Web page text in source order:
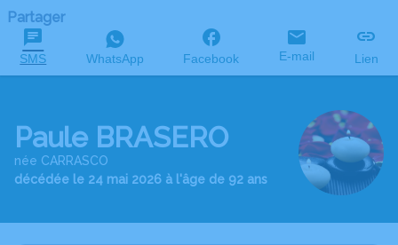
Partager
SMS WhatsApp Facebook E-mail Lien
Paule BRASERO
née CARRASCO
décédée le 24 mai 2026 à l'âge de 92 ans